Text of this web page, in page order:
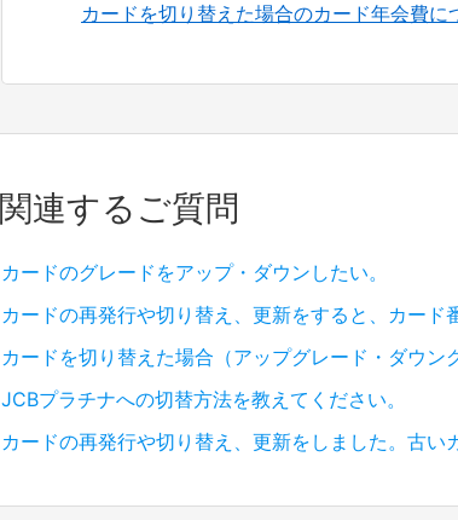
カードを切り替えた場合のカード年会費に
関連するご質問
カードのグレードをアップ・ダウンしたい。
カードの再発行や切り替え、更新をすると、カード
カードを切り替えた場合（アップグレード・ダウ
JCBプラチナへの切替方法を教えてください。
カードの再発行や切り替え、更新をしました。古い